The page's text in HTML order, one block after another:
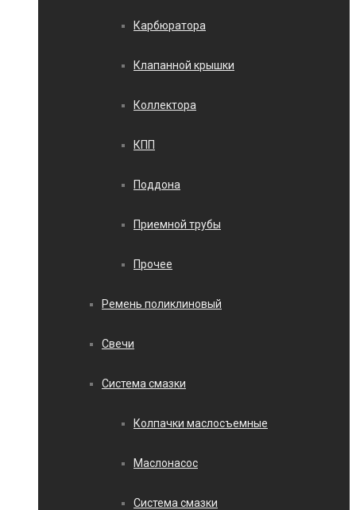
Карбюратора
Клапанной крышки
Коллектора
КПП
Поддона
Приемной трубы
Прочее
Ремень поликлиновый
Свечи
Система смазки
Колпачки маслосъемные
Маслонасос
Система смазки